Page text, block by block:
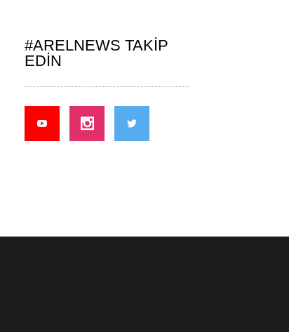
#ARELNEWS TAKIP
EDIN